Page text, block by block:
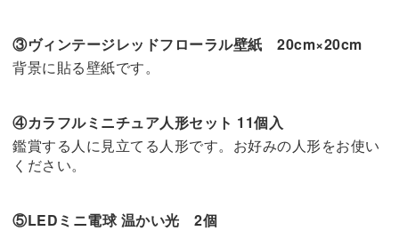
③ヴィンテージレッドフローラル壁紙 20cm×20cm
背景に貼る壁紙です。
④カラフルミニチュア人形セット 11個入
鑑賞する人に見立てる人形です。お好みの人形をお使い
ください。
⑤LEDミニ電球 温かい光 2個